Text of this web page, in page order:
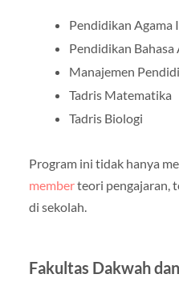
Pendidikan Agama
Pendidikan Bahasa
Manajemen
Tadris Matematika
Tadris Biologi
Program ini tidak hanya
memberteori pengajaran,
di sekolah.
Fakultas Dakwah